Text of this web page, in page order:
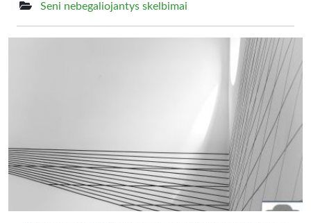
Seni nebegaliojantys skelbimai